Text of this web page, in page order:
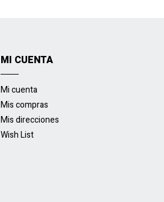
MI CUENTA
Mi cuenta
Mis compras
Mis direcciones
Wish List